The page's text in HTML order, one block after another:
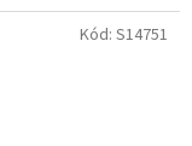
Kód: S14751